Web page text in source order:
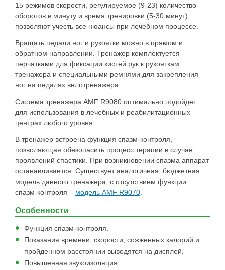
15 режимов скорости, регулируемое (9-23) количество
оборотов в минуту и время тренировки (5-30 минут),
позволяют учесть все нюансы при лечебном процессе.
Вращать педали ног и рукоятки можно в прямом и
обратном направлении. Тренажер комплектуется
перчатками для фиксации кистей рук к рукояткам
тренажера и специальными ремнями для закрепления
ног на педалях велотренажера.
Система тренажера AMF R9080 оптимально подойдет
для использования в лечебных и реабилитационных
центрах любого уровня.
В тренажер встроена функция спазм-контроля,
позволяющая обезопасить процесс терапии в случае
проявлений спастики. При возникновении спазма аппарат
останавливается. Существует аналогичная, бюджетная
модель данного тренажера, с отсутствием функции
спазм-контроля – модель AMF R9070.
Особенности
Функция спазм-контроля.
Показания времени, скорости, сожженных калорий и
пройденном расстоянии выводятся на дисплей.
Повышенная звукоизоляция.